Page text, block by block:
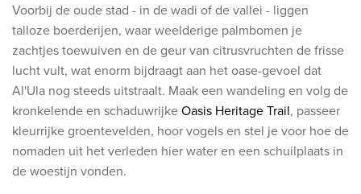
Voorbij de oude stad - in de wadi of de vallei - liggen
talloze boerderijen, waar weelderige palmbomen je
zachtjes toewuiven en de geur van citrusvruchten de frisse
lucht vult, wat enorm bijdraagt aan het oase-gevoel dat
Al'Ula nog steeds uitstraalt. Maak een wandeling en volg de
kronkelende en schaduwrijkeOasis Heritage Trail, passeer
kleurrijke groentevelden, hoor vogels en stel je voor hoe de
nomaden uit het verleden hier water en een schuilplaats in
de woestijn vonden.